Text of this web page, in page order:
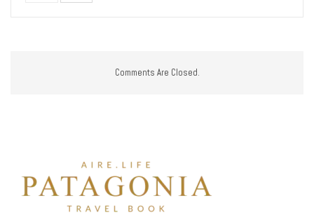
Comments Are Closed.